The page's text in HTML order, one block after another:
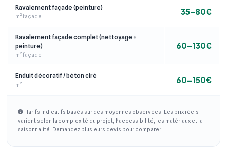
Ravalement façade (peinture)
m² façade 35–80€
Ravalement façade complet (nettoyage +
peinture)
m² façade
60–130€
Enduit décoratif / béton ciré
m² 60–150€
Tarifs indicatifs basés sur des moyennes observées. Les prix réels
varient selon la complexité du projet, l'accessibilité, les matériaux et la
saisonnalité. Demandez plusieurs devis pour comparer.